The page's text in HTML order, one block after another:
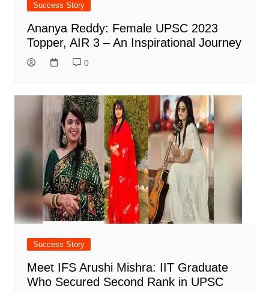
Success Story
Ananya Reddy: Female UPSC 2023
Topper, AIR 3 – An Inspirational Journey
0
Success Story
Meet IFS Arushi Mishra: IIT Graduate
Who Secured Second Rank in UPSC